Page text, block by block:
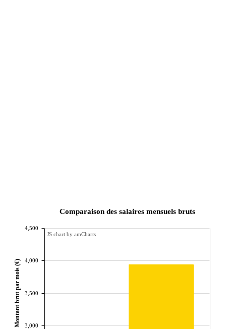
3,000
3,500
4,000
4,500
Montant brut par mois (€)
Comparaison des salaires mensuels bruts
JS chart by amCharts